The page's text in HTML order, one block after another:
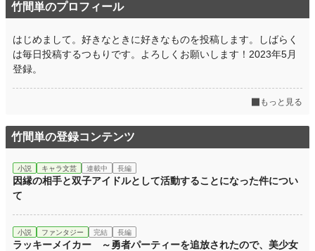
竹間単のプロフィール
はじめまして。好きなときに好きなものを投稿します。しばらく
は毎日投稿するつもりです。よろしくお願いします！2023年5月
登録。
もっと見る
竹間単の登録コンテンツ
小説 キャラ文芸 連載中 長編
因縁の相手と双子アイドルとして活動することになった件につい
て
小説 ファンタジー 完結 長編
ラッキーメイカー ～勇者パーティーを追放されたので、美少女